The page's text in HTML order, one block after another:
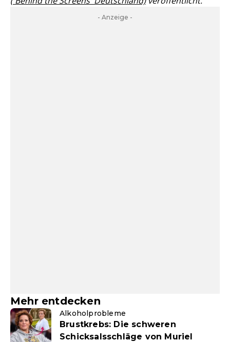
- Anzeige -
Mehr entdecken
Alkoholprobleme
Brustkrebs: Die schweren
Schicksalsschläge von Muriel